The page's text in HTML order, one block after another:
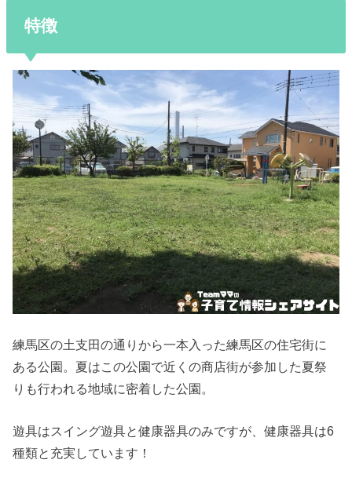
特徴
練馬区の土支田の通りから一本入った練馬区の住宅街に
ある公園。夏はこの公園で近くの商店街が参加した夏祭
りも行われる地域に密着した公園。
遊具はスイング遊具と健康器具のみですが、健康器具は6
種類と充実しています！